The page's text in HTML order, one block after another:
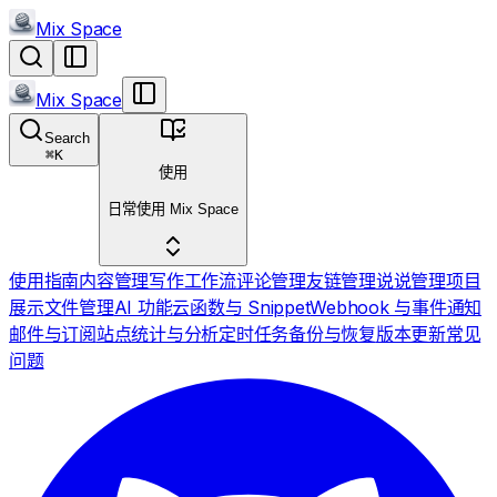
Mix Space
Mix Space
Search
⌘K
使用
日常使用 Mix Space
使用指南内容管理写作工作流评论管理友链管理说说管理项目
展示文件管理AI 功能云函数与 SnippetWebhook 与事件通知
邮件与订阅站点统计与分析定时任务备份与恢复版本更新常见
问题